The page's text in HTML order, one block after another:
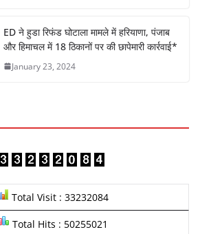
ED ने हुडा रिफंड घोटाला मामले में हरियाणा, पंजाब
और हिमाचल में 18 ठिकानों पर की छापेमारी कार्रवाई*
January 23, 2024
Total Visit : 33232084
Total Hits : 50255021